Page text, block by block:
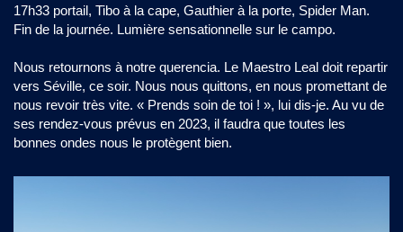
17h33 portail, Tibo à la cape, Gauthier à la porte, Spider Man.
Fin de la journée. Lumière sensationnelle sur le campo.
Nous retournons à notre querencia. Le Maestro Leal doit repartir
vers Séville, ce soir. Nous nous quittons, en nous promettant de
nous revoir très vite. « Prends soin de toi ! », lui dis-je. Au vu de
ses rendez-vous prévus en 2023, il faudra que toutes les
bonnes ondes nous le protègent bien.